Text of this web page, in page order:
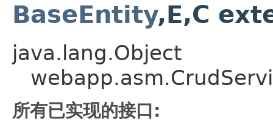
BaseEntity,E,C
java.lang.Object
所有已实现的接口: